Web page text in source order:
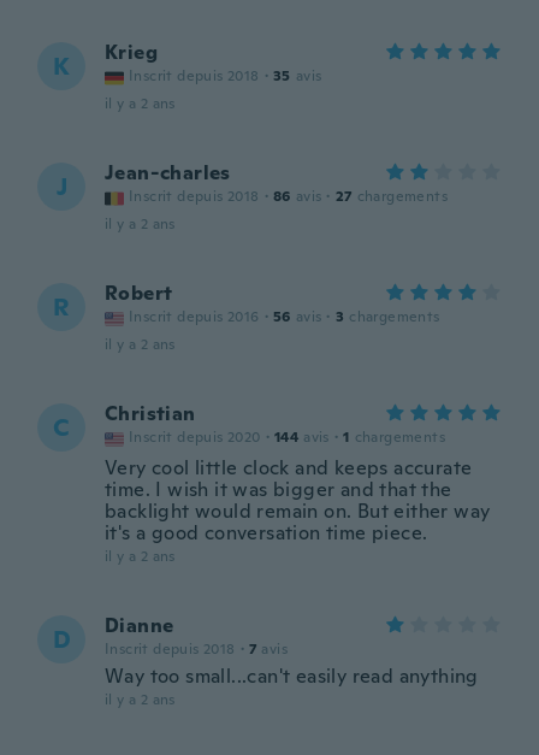
K Krieg
Inscrit depuis 2018 · 35 avis
il y a 2 ans
J Jean-charles
Inscrit depuis 2018 · 86 avis · 27 chargements
il y a 2 ans
R Robert
Inscrit depuis 2016 · 56 avis · 3 chargements
il y a 2 ans
C Christian
Inscrit depuis 2020 · 144 avis · 1 chargements
Very cool little clock and keeps accurate
time. I wish it was bigger and that the
backlight would remain on. But either way
it's a good conversation time piece.
il y a 2 ans
D Dianne
Inscrit depuis 2018 · 7 avis
Way too small...can't easily read anything
il y a 2 ans